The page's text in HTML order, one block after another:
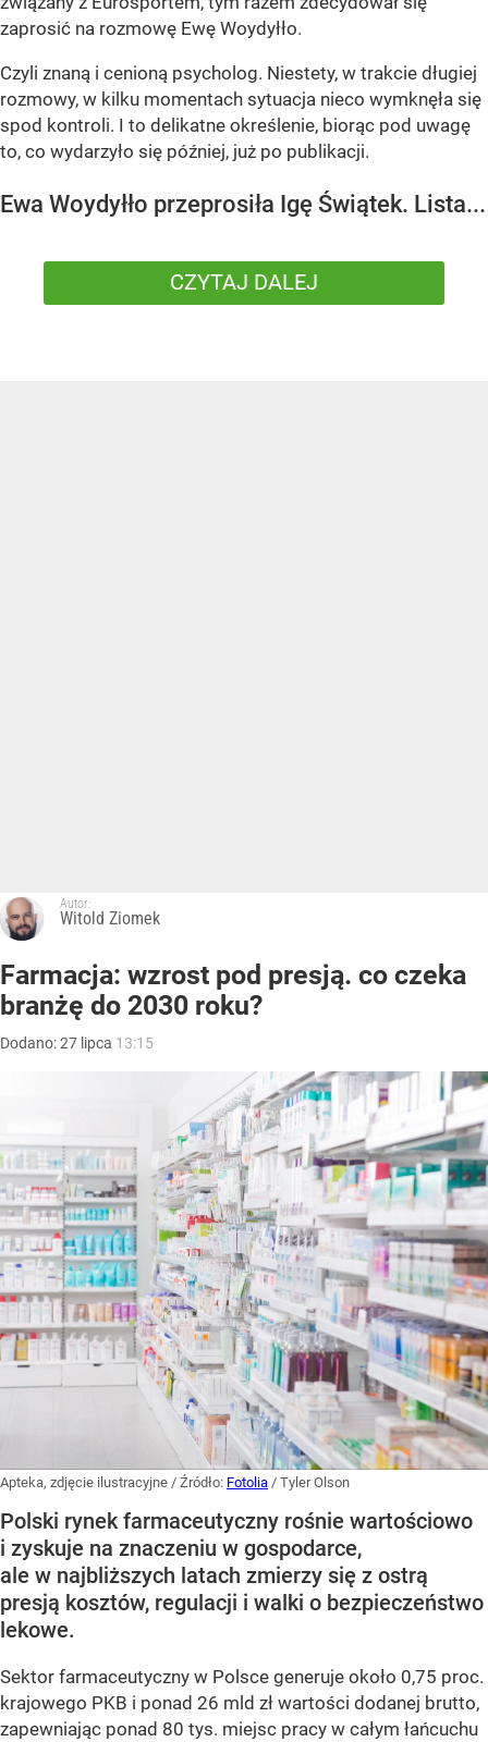
zaprosić na rozmowę Ewę Woydyłło.
Czyli znaną i cenioną psycholog. Niestety, w trakcie długiej
rozmowy, w kilku momentach sytuacja nieco wymknęła się
spod kontroli. I to delikatne określenie, biorąc pod uwagę
to, co wydarzyło się później, już po publikacji.
Ewa Woydyłło przeprosiła Igę Świątek. Lista...
CZYTAJ DALEJ
Autor:
Witold Ziomek
Farmacja: wzrost pod presją. co czeka
branżę do 2030 roku?
Dodano:27 lipca 13:15
Apteka, zdjęcie ilustracyjne / Źródło: Fotolia / Tyler Olson
Polski rynek farmaceutyczny rośnie wartościowo
i zyskuje na znaczeniu w gospodarce,
ale w najbliższych latach zmierzy się z ostrą
presją kosztów, regulacji i walki o bezpieczeństwo
lekowe.
Sektor farmaceutyczny w Polsce generuje około 0,75 proc.
krajowego PKB i ponad 26 mld zł wartości dodanej brutto,
zapewniając ponad 80 tys. miejsc pracy w całym łańcuchu